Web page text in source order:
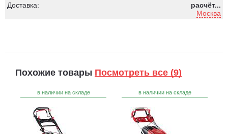
Доставка:
расчёт...
Москва
Похожие товары Посмотреть все (9)
в наличии на складе в наличии на складе